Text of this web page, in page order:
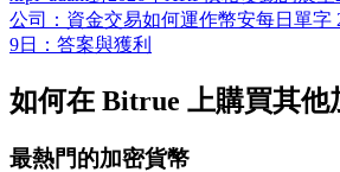
公司：資金交易如何運作幣安每日單字
9日：答案與獲利
如何在 Bitrue 上購買其他
最熱門的加密貨幣